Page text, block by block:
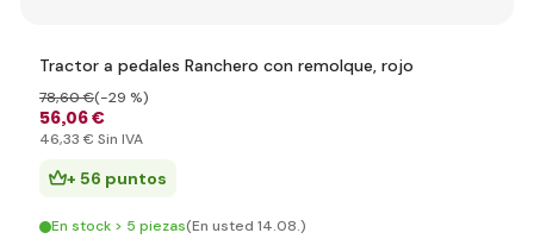
Tractor a pedales Ranchero con remolque, rojo
56,06 €
78,60 €(-29 %)
46,33 € Sin IVA
+ 56 puntos
En stock > 5 piezas(En usted 14.08.)